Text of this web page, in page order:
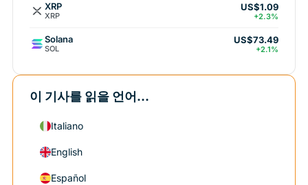
XRP
XRP
US$1.09
+2.3%
Solana
SOL
US$73.49
+2.1%
이 기사를 읽을 언어...
Italiano
English
Español